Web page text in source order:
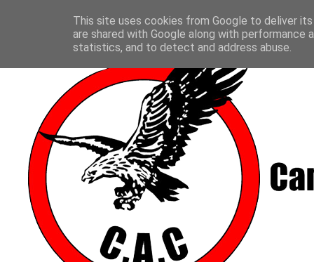
This site uses cookies from Google to deliver
are shared with Google along with
statistics, and to detect and address abuse.